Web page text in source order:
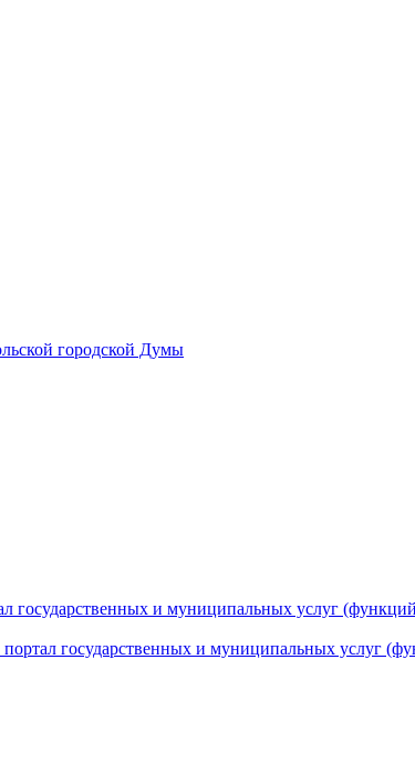
городской Думы
и муниципальных услуг
государственных и муниципальных услуг